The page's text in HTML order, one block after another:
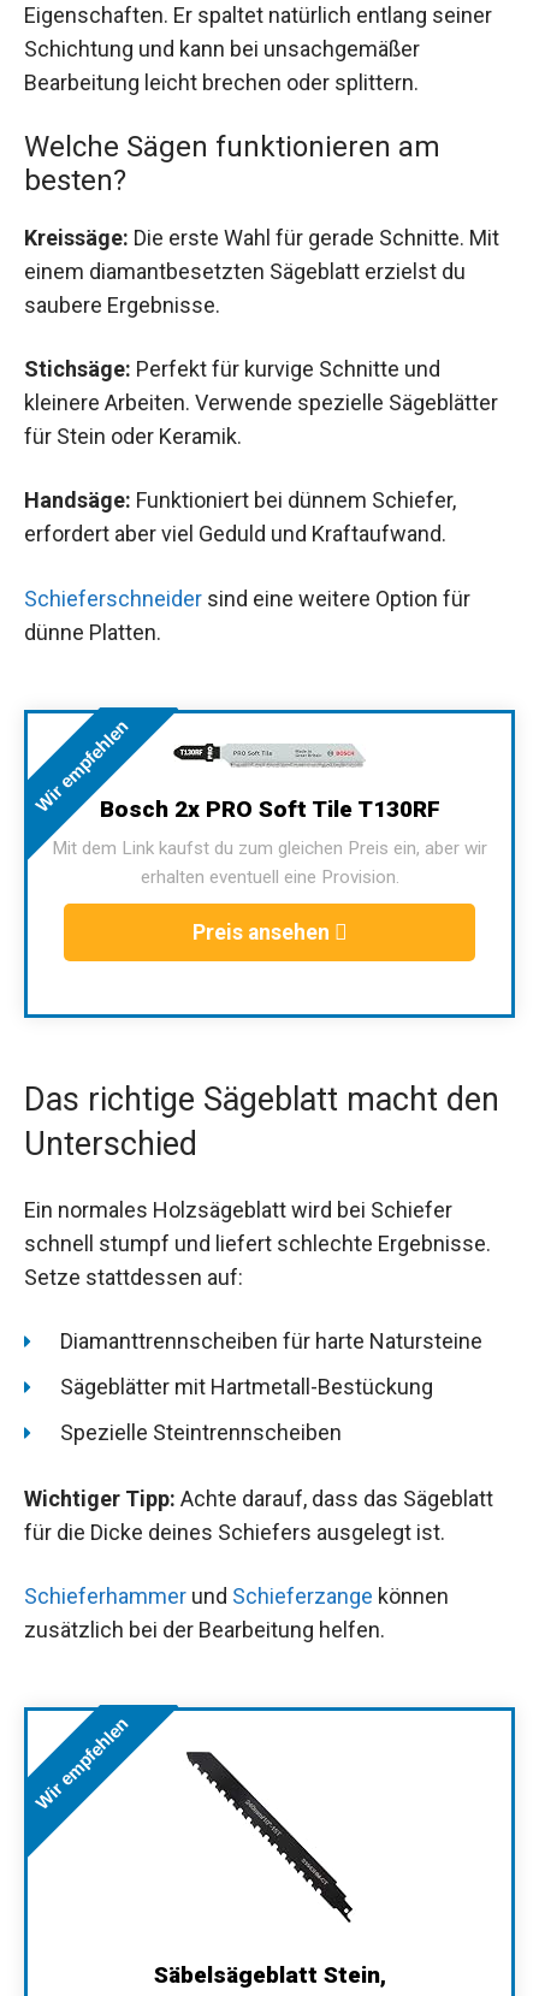
Eigenschaften. Er spaltet natürlich entlang seiner
Schichtung und kann bei unsachgemäßer
Bearbeitung leicht brechen oder splittern.
Welche Sägen funktionieren am
besten?
Kreissäge: Die erste Wahl für gerade Schnitte. Mit
einem diamantbesetzten Sägeblatt erzielst du
saubere Ergebnisse.
Stichsäge: Perfekt für kurvige Schnitte und
kleinere Arbeiten. Verwende spezielle Sägeblätter
für Stein oder Keramik.
Handsäge: Funktioniert bei dünnem Schiefer,
erfordert aber viel Geduld und Kraftaufwand.
Schieferschneider sind eine weitere Option für
dünne Platten.
Wir empfehlenBosch 2x PRO Soft Tile T130RF
Mit dem Link kaufst du zum gleichen Preis ein, aber wir
erhalten eventuell eine Provision.
Preis ansehen
Das richtige Sägeblatt macht den
Unterschied
Ein normales Holzsägeblatt wird bei Schiefer
schnell stumpf und liefert schlechte Ergebnisse.
Setze stattdessen auf:
Diamanttrennscheiben für harte Natursteine
Sägeblätter mit Hartmetall-Bestückung
Spezielle Steintrennscheiben
Wichtiger Tipp: Achte darauf, dass das Sägeblatt
für die Dicke deines Schiefers ausgelegt ist.
Schieferhammer und Schieferzange können
zusätzlich bei der Bearbeitung helfen.
Wir empfehlen
Säbelsägeblatt Stein,